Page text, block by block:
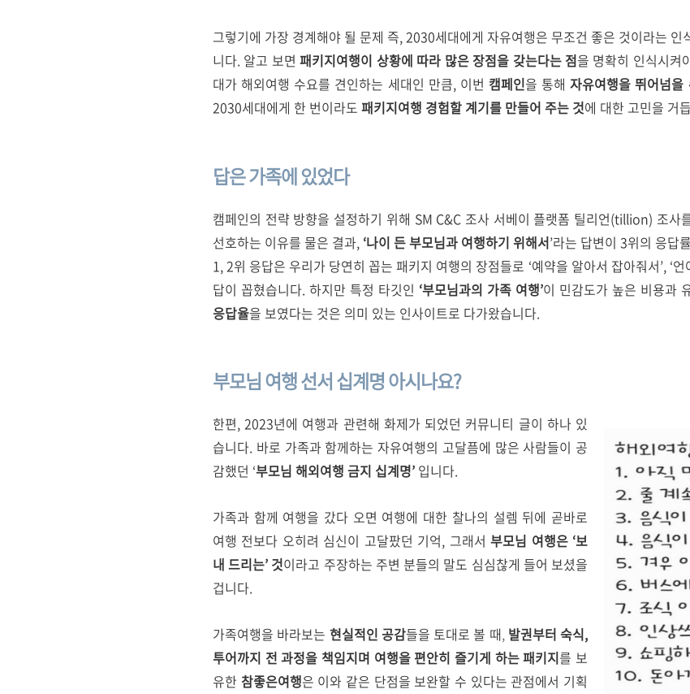
그렇기에 가장 경계해야 될 문제 즉, 2030세대에게 자유여행은 무조건 좋은 것이라는 인
니다. 알고 보면 패키지여행이 상황에 따라 많은 장점을 갖는다는 점을 명확히 인식시켜
대가 해외여행 수요를 견인하는 세대인 만큼, 이번 캠페인을 통해자유여행을 뛰어넘
2030세대에게 한 번이라도 패키지여행 경험할 계기를 만들어 주는 것에 대한 고민을 거
답은가족에있었다
캠페인의 전략 방향을 설정하기 위해 SM C&C 조사 서베이 플랫폼 틸리언(tillion) 조사
선호하는 이유를 물은 결과, ‘나이 든 부모님과 여행하기 위해서’라는 답변이 3위의 응답
1, 2위 응답은 우리가 당연히 꼽는 패키지 여행의 장점들로 ‘예약을 알아서 잡아줘서’, ‘
답이 꼽혔습니다. 하지만 특정 타깃인 ‘부모님과의 가족 여행’이 민감도가 높은 비용과
응답율을 보였다는 것은 의미 있는 인사이트로 다가왔습니다.
부모님 여행 선서 십계명 아시나요?
한편, 2023년에 여행과 관련해 화제가 되었던 커뮤니티 글이 하나 있
습니다. 바로 가족과 함께하는 자유여행의 고달픔에 많은 사람들이 공
감했던 ‘부모님 해외여행 금지 십계명’ 입니다.
가족과 함께 여행을 갔다 오면 여행에 대한 찰나의 설렘 뒤에 곧바로
여행 전보다 오히려 심신이 고달팠던 기억, 그래서부모님 여행은 ‘보
내 드리는’ 것이라고 주장하는 주변 분들의 말도 심심찮게 들어 보셨을
겁니다.
가족여행을 바라보는 현실적인 공감들을 토대로 볼 때, 발권부터 숙식,
투어까지 전 과정을 책임지며 여행을 편안히 즐기게 하는 패키지를 보
유한 참좋은여행은 이와 같은 단점을 보완할 수 있다는 관점에서 기획